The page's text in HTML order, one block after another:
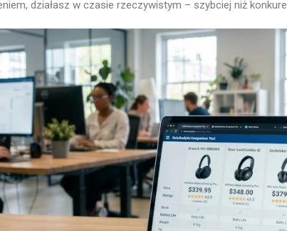
działasz w czasie rzeczywistym – szybciej niż